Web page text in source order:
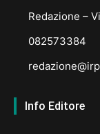
Redazione –
082573384
Info Editore